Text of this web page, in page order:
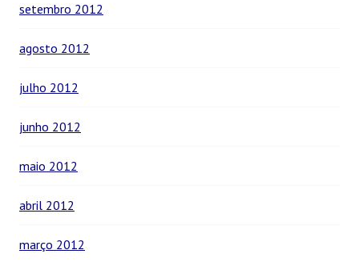
setembro 2012
agosto 2012
julho 2012
junho 2012
maio 2012
abril 2012
março 2012